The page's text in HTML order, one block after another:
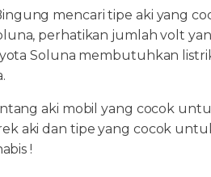
mencari tipe aki yang
perhatikan jumlah volt
Soluna membutuhkan
aki mobil yang cocok
aki dan tipe yang cocok
!